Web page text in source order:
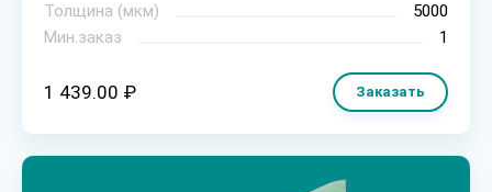
Толщина (мкм)
5000
Мин.заказ
1
1 439.00 ₽ Заказать